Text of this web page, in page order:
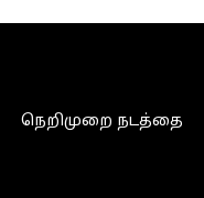
நெறிமுறை நடத்தை